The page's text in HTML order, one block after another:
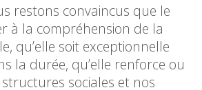
restons convaincus que le
à la compréhension de la
qu’elle soit exceptionnelle
la durée, qu’elle renforce ou
sociales et nos